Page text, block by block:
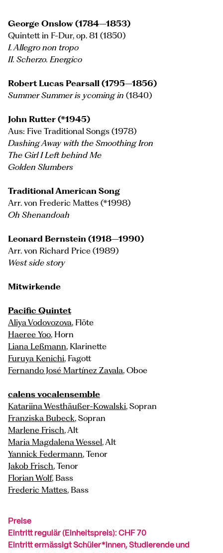
George Onslow (1784–1853)
Quintett in F-Dur, op. 81 (1850)
I. Allegro non tropo
II. Scherzo. Energico
Robert Lucas Pearsall (1795–1856)
Summer Summer is ycoming in (1840)
John Rutter (*1945)
Aus: Five Traditional Songs (1978)
Dashing Away with the Smoothing Iron
The Girl I Left behind Me
Golden Slumbers
Traditional American Song
Arr. von Frederic Mattes (*1998)
Oh Shenandoah
Leonard Bernstein (1918–1990)
Arr. von Richard Price (1989)
West side story
Mitwirkende
Pacific Quintet
Aliya Vodovozova, Flöte
Haeree Yoo, Horn
Liana Leßmann, Klarinette
Furuya Kenichi, Fagott
Fernando José Martínez Zavala, Oboe
calens vocalensemble
Katariina Westhäußer-Kowalski, Sopran
Franziska Bubeck, Sopran
Marlene Frisch, Alt
Maria Magdalena Wessel, Alt
Yannick Federmann, Tenor
Jakob Frisch, Tenor
Florian Wolf, Bass
Frederic Mattes, Bass
Preise
Eintritt regulär (Einheitspreis): CHF 70
Eintritt ermässigt Schüler*innen, Studierende und